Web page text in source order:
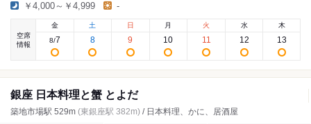
￥4,000～￥4,999 -
空席
情報
金
8/7
土
8
日
9
月
10
火
11
水
12
木
13
銀座 日本料理と蟹 とよだ
築地市場駅 529m (東銀座駅 382m) / 日本料理、かに、居酒屋